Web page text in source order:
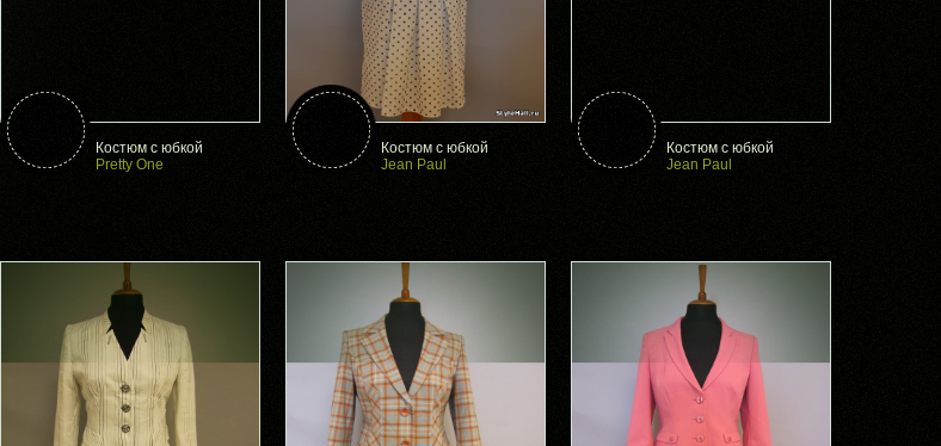
Костюм с юбкой
Pretty One
Костюм с юбкой
Jean Paul
Костюм с юбкой
Jean Paul